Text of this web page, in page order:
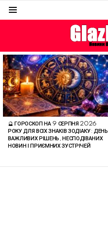
ОСТАННІ
СТАТТІ
🔮 ГОРОСКОП НА 9 СЕРПНЯ 2026
РОКУ ДЛЯ ВСІХ ЗНАКІВ ЗОДІАКУ: ДЕНЬ
ВАЖЛИВИХ РІШЕНЬ, НЕСПОДІВАНИХ
НОВИН І ПРИЄМНИХ ЗУСТРІЧЕЙ